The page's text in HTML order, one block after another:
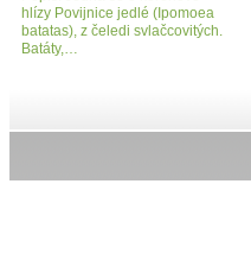
hlízy Povijnice jedlé (Ipomoea
batatas), z čeledi svlačcovitých.
Batáty,…